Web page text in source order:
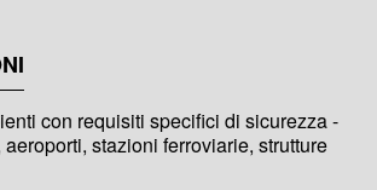
con requisiti specifici di sicurezza -
stazioni ferroviarie, strutture